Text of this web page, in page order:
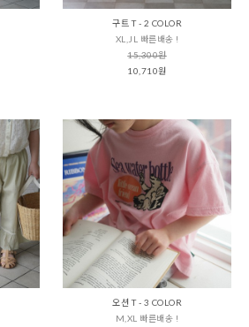
구트 T - 2 COLOR
XL,JL 빠른배송 !
15,300원
10,710원
오션 T - 3 COLOR
M,XL 빠른배송 !